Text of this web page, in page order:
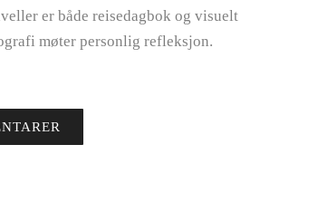
er både reisedagbok og visuelt
møter personlig refleksjon.